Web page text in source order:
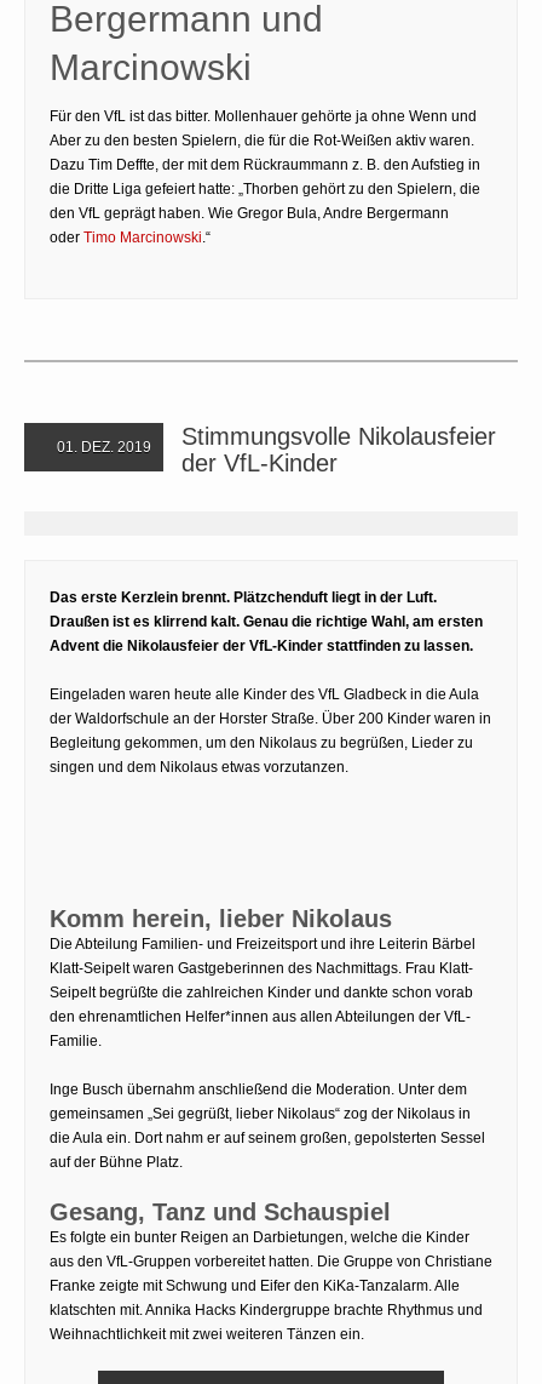
Bergermann und
Marcinowski
Für den VfL ist das bitter. Mollenhauer gehörte ja ohne Wenn und
Aber zu den besten Spielern, die für die Rot-Weißen aktiv waren.
Dazu Tim Deffte, der mit dem Rückraummann z. B. den Aufstieg in
die Dritte Liga gefeiert hatte: „Thorben gehört zu den Spielern, die
den VfL geprägt haben. Wie Gregor Bula, Andre Bergermann
oder Timo Marcinowski.“
01. DEZ. 2019
Stimmungsvolle Nikolausfeier
der VfL-Kinder
Das erste Kerzlein brennt. Plätzchenduft liegt in der Luft.
Draußen ist es klirrend kalt. Genau die richtige Wahl, am ersten
Advent die Nikolausfeier der VfL-Kinder stattfinden zu lassen.
Eingeladen waren heute alle Kinder des VfL Gladbeck in die Aula
der Waldorfschule an der Horster Straße. Über 200 Kinder waren in
Begleitung gekommen, um den Nikolaus zu begrüßen, Lieder zu
singen und dem Nikolaus etwas vorzutanzen.
Komm herein, lieber Nikolaus
Die Abteilung Familien- und Freizeitsport und ihre Leiterin Bärbel
Klatt-Seipelt waren Gastgeberinnen des Nachmittags. Frau Klatt-
Seipelt begrüßte die zahlreichen Kinder und dankte schon vorab
den ehrenamtlichen Helfer*innen aus allen Abteilungen der VfL-
Familie.
Inge Busch übernahm anschließend die Moderation. Unter dem
gemeinsamen „Sei gegrüßt, lieber Nikolaus“ zog der Nikolaus in
die Aula ein. Dort nahm er auf seinem großen, gepolsterten Sessel
auf der Bühne Platz.
Gesang, Tanz und Schauspiel
Es folgte ein bunter Reigen an Darbietungen, welche die Kinder
aus den VfL-Gruppen vorbereitet hatten. Die Gruppe von Christiane
Franke zeigte mit Schwung und Eifer den KiKa-Tanzalarm. Alle
klatschten mit. Annika Hacks Kindergruppe brachte Rhythmus und
Weihnachtlichkeit mit zwei weiteren Tänzen ein.